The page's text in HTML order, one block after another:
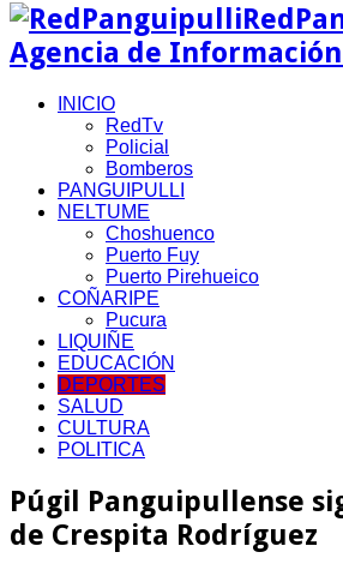
Agencia de
INICIO
RedTv
Policial
Bomberos
PANGUIPULLI
NELTUME
Choshuenco
Puerto Fuy
Puerto Pirehueico
COÑARIPE
Pucura
LIQUIÑE
EDUCACIÓN
DEPORTES
SALUD
CULTURA
POLITICA
Púgil Panguipullense
de Crespita Rodríguez